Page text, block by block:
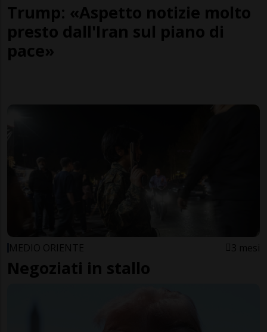
Trump: «Aspetto notizie molto
presto dall'Iran sul piano di
pace»
MEDIO ORIENTE 3 mesi
Negoziati in stallo